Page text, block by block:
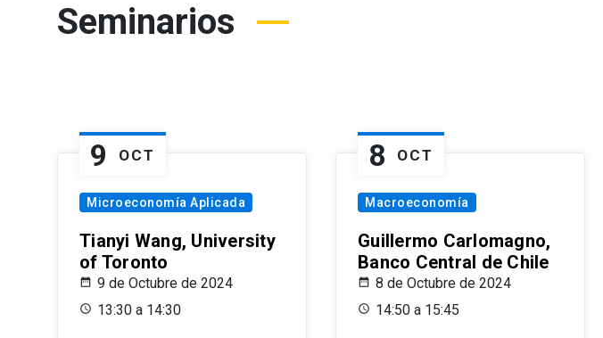
Seminarios
9 OCT
Microeconomía Aplicada
Tianyi Wang, University
of Toronto
9 de Octubre de 2024
13:30 a 14:30
8 OCT
Macroeconomía
Guillermo Carlomagno,
Banco Central de Chile
8 de Octubre de 2024
14:50 a 15:45